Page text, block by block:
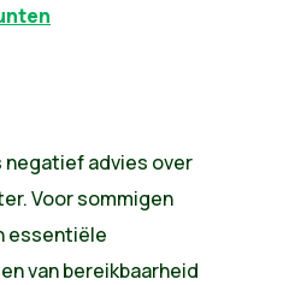
negatief advies over
Voor sommigen
essentiële
van bereikbaarheid